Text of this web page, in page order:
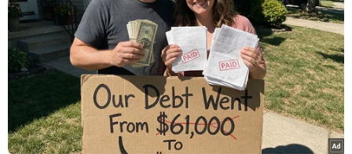
26/06/2017 00:48
Ít nhất 3 người đã thiệt mạng và 30 người bị mất tích
trong vụ chìm tàu du lịch chở 150 người xảy ra ngày
25/6 tại hồ El Penol, thuộc thị trấn du lịch Guatape,
miền Tây Bắc nước này.